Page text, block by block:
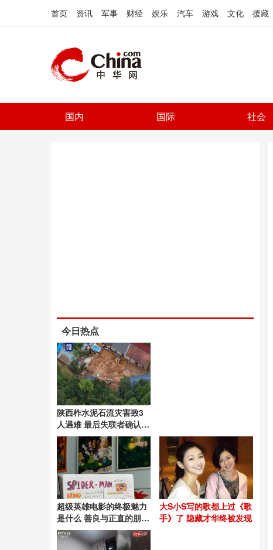
首页 资讯 军事 财经 娱乐 汽车 游戏 文化 援藏
国内 国际 社会
今日热点
陕西柞水泥石流灾害致3
人遇难 最后失联者确认遇
难
超级英雄电影的终极魅力
是什么 善良与正直的朋克
精神
大S小S写的歌都上过《歌
手》了 隐藏才华终被发现